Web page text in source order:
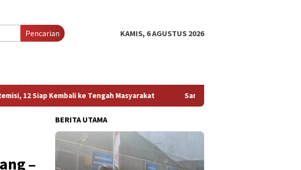
Pencarian KAMIS, 6 AGUSTUS 2026
Masyarakat Sambut HUT Ke-81 Kemerdekaan RI, Lapas Kelas IIA Sidoarjo
–
BERITA UTAMA